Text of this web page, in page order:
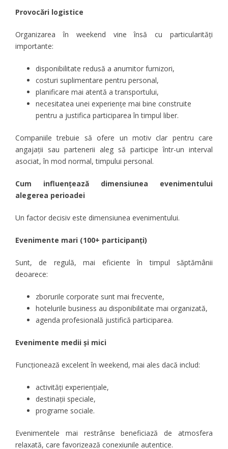
Provocări logistice
Organizarea în weekend vine însă cu particularități
importante:
disponibilitate redusă a anumitor furnizori,
costuri suplimentare pentru personal,
planificare mai atentă a transportului,
necesitatea unei experiențe mai bine construite
pentru a justifica participarea în timpul liber.
Companiile trebuie să ofere un motiv clar pentru care
angajații sau partenerii aleg să participe într-un interval
asociat, în mod normal, timpului personal.
Cum influențează dimensiunea evenimentului
alegerea perioadei
Un factor decisiv este dimensiunea evenimentului.
Evenimente mari (100+ participanți)
Sunt, de regulă, mai eficiente în timpul săptămânii
deoarece:
zborurile corporate sunt mai frecvente,
hotelurile business au disponibilitate mai organizată,
agenda profesională justifică participarea.
Evenimente medii și mici
Funcționează excelent în weekend, mai ales dacă includ:
activități experiențiale,
destinații speciale,
programe sociale.
Evenimentele mai restrânse beneficiază de atmosfera
relaxată, care favorizează conexiunile autentice.